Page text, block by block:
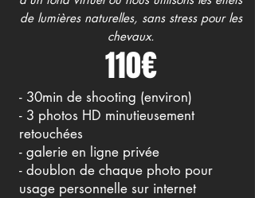
de lumières naturelles, sansstress pour les
chevaux.
110€
- 30min de shooting (environ)
- 3 photos HD minutieusement
retouchées
- galerie en ligne privée
- doublon de chaque photo pour
usage personnelle sur internet